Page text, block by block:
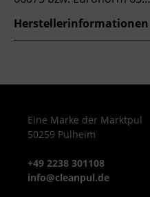
Herstellerinformationen
Eine Marke der Marktpul
50259 Pulheim
+49 2238 301108
info@cleanpul.de